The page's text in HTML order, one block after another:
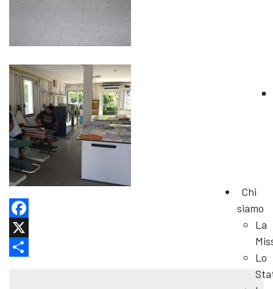
Chi
siamo
La
Lo
Facebook
X